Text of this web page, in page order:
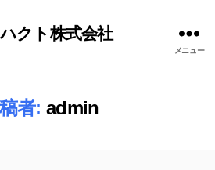
クト株式会社
メニュー
者: admin